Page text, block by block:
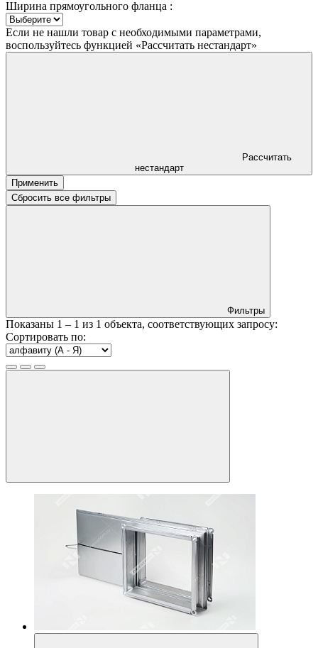
Ширина прямоугольного фланца :
Если не нашли товар с необходимыми параметрами,
воспользуйтесь функцией «Рассчитать нестандарт»
Рассчитать
нестандарт
Применить
Сбросить все фильтры
Фильтры
Показаны 1 – 1 из 1 объекта, соответствующих запросу:
Сортировать по: